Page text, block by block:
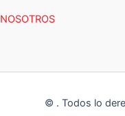
NOSOTROS
© . Todos lo